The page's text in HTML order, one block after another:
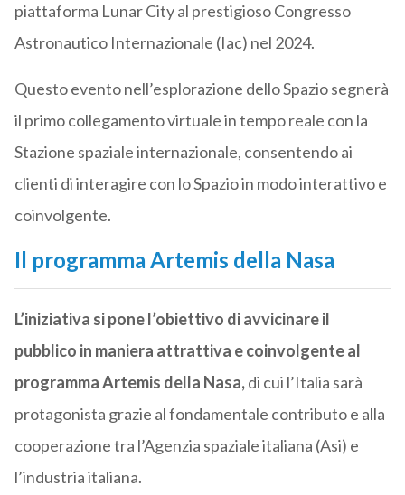
piattaforma Lunar City al prestigioso Congresso
Astronautico Internazionale (Iac) nel 2024.
Questo evento nell’esplorazione dello Spazio segnerà
il primo collegamento virtuale in tempo reale con la
Stazione spaziale internazionale, consentendo ai
clienti di interagire con lo Spazio in modo interattivo e
coinvolgente.
Il programma Artemis della Nasa
L’iniziativa si pone l’obiettivo di avvicinare il
pubblico in maniera attrattiva e coinvolgente al
programma Artemis della Nasa,di cui l’Italia sarà
protagonista grazie al fondamentale contributo e alla
cooperazione tra l’Agenzia spaziale italiana (Asi) e
l’industria italiana.